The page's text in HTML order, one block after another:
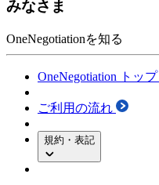
みなさま
OneNegotiationを知る
OneNegotiation トップ
ご利用の流れ
規約・表記